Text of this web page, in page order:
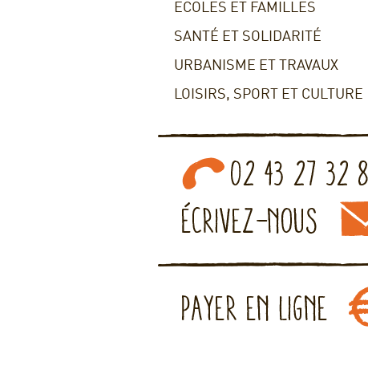
ECOLES ET FAMILLES
SANTÉ ET SOLIDARITÉ
URBANISME ET TRAVAUX
LOISIRS, SPORT ET CULTURE